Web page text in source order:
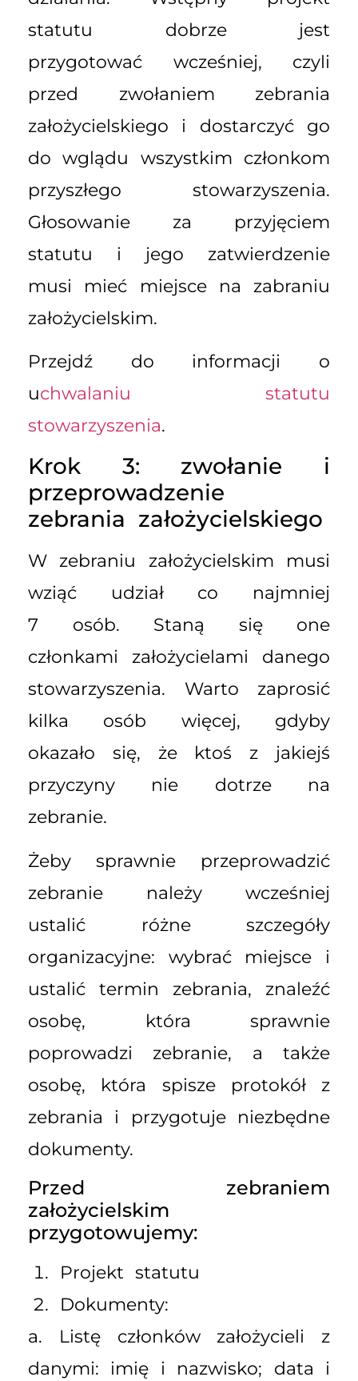
statutu dobrze jest
przygotować wcześniej, czyli
przed zwołaniem zebrania
założycielskiego i dostarczyć go
do wglądu wszystkim członkom
przyszłego stowarzyszenia.
Głosowanie za przyjęciem
statutu i jego zatwierdzenie
musi mieć miejsce na zabraniu
założycielskim.
Przejdź do informacji o
uchwalaniu statutu
stowarzyszenia.
Krok 3: zwołanie i
przeprowadzenie
zebrania założycielskiego
W zebraniu założycielskim musi
wziąć udział co najmniej
7 osób. Staną się one
członkami założycielami danego
stowarzyszenia. Warto zaprosić
kilka osób więcej, gdyby
okazało się, że ktoś z jakiejś
przyczyny nie dotrze na
zebranie.
Żeby sprawnie przeprowadzić
zebranie należy wcześniej
ustalić różne szczegóły
organizacyjne: wybrać miejsce i
ustalić termin zebrania, znaleźć
osobę, która sprawnie
poprowadzi zebranie, a także
osobę, która spisze protokół z
zebrania i przygotuje niezbędne
dokumenty.
Przed zebraniem
założycielskim
przygotowujemy:
Projekt statutu
Dokumenty:
a. Listę członków założycieli z
danymi: imię i nazwisko; data i